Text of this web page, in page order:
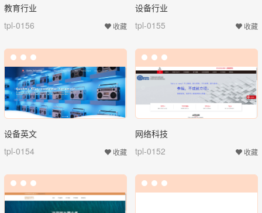
教育行业
tpl-0156
收藏
设备行业
tpl-0155
收藏
设备英文
tpl-0154
收藏
网络科技
tpl-0152
收藏